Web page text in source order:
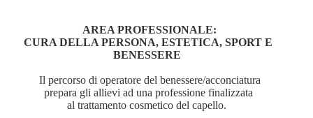
AREA PROFESSIONALE:
CURA DELLA PERSONA, ESTETICA, SPORT E
BENESSERE
Il percorso di operatore del benessere/acconciatura
prepara gli allievi ad una professione finalizzata
al trattamento cosmetico del capello.